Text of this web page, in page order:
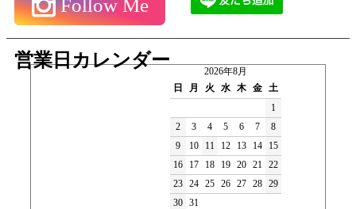
Follow Me
営業日カレンダー
2026年8月
日
月 火 水 木 金 土
1
2
3 4 5 6 7
8
9
10 11 12 13 14
15
16
17 18 19 20 21 22
23 24 25 26 27 28 29
30 31